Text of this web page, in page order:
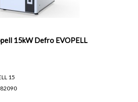
15kW Defro EVOPELL
15